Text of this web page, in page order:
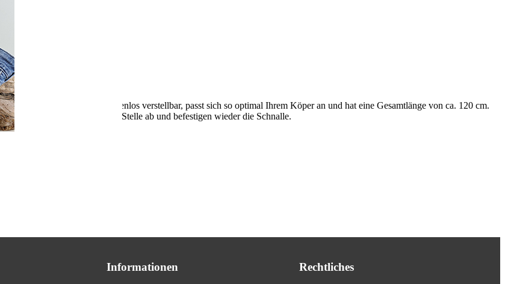
Der Gürtel ist stufenlos verstellbar, passt sich so optimal Ihrem Köper an und hat eine Gesamtlänge von ca. 120 cm.
den Riemen an gewünschter Stelle ab und befestigen wieder die Schnalle.
Informationen Rechtliches